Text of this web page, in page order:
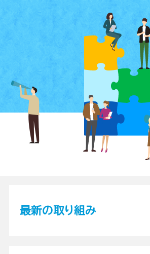
最新の取り組み